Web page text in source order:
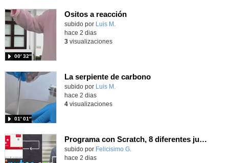
Ositos a reacción
Contenido educativo.
subido por Luis M.
00′ 32″
hace 2 dias
3visualizaciones
La serpiente de carbono
Contenido educativo.
subido por Luis M.
01′ 01″
hace 2 dias
4visualizaciones
Programa con Scratch, 8 diferentes juegos para vivir la emoción de los partidos de España en el mundial 2026
Contenido educativo.
subido por Felicisimo G.
hace 2 dias